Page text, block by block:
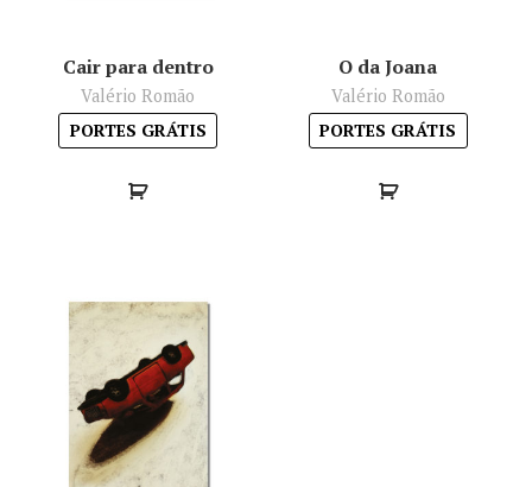
Cair para dentro
Valério Romão
PORTES GRÁTIS
O da Joana
Valério Romão
PORTES GRÁTIS